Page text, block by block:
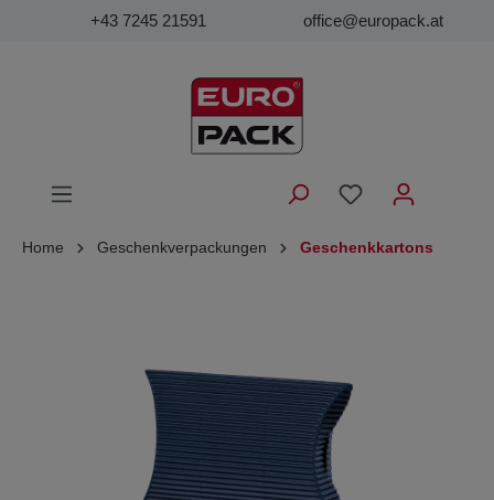
+43 7245 21591 office@europack.at
Home Geschenkverpackungen Geschenkkartons